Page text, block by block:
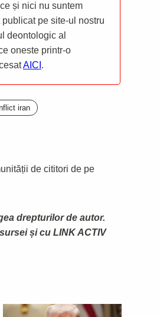
și nici nu suntem
pe site-ul nostru
deontologic al
oneste printr-o
AICI .
iran
de cititori de pe
drepturilor de autor.
și cu LINK ACTIV